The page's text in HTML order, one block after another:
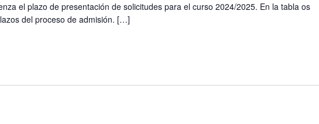
el plazo de presentación de solicitudes para el curso 2024/2025. En la tabla os
del proceso de admisión. […]